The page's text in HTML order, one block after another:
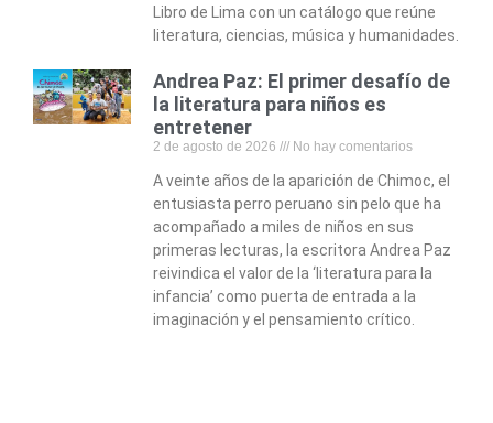
Libro de Lima con un catálogo que reúne
literatura, ciencias, música y humanidades.
Andrea Paz: El primer desafío de
la literatura para niños es
entretener
2 de agosto de 2026 No hay comentarios
A veinte años de la aparición de Chimoc, el
entusiasta perro peruano sin pelo que ha
acompañado a miles de niños en sus
primeras lecturas, la escritora Andrea Paz
reivindica el valor de la ‘literatura para la
infancia’ como puerta de entrada a la
imaginación y el pensamiento crítico.